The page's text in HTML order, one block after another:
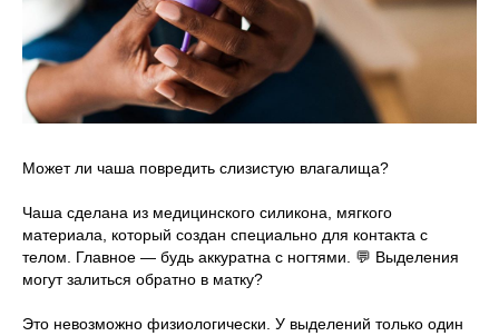
Может ли чаша повредить слизистую влагалища?
Чаша сделана из медицинского силикона, мягкого
материала, который создан специально для контакта с
телом. Главное — будь аккуратна с ногтями. 💬 Выделения
могут залиться обратно в матку?
Это невозможно физиологически. У выделений только один